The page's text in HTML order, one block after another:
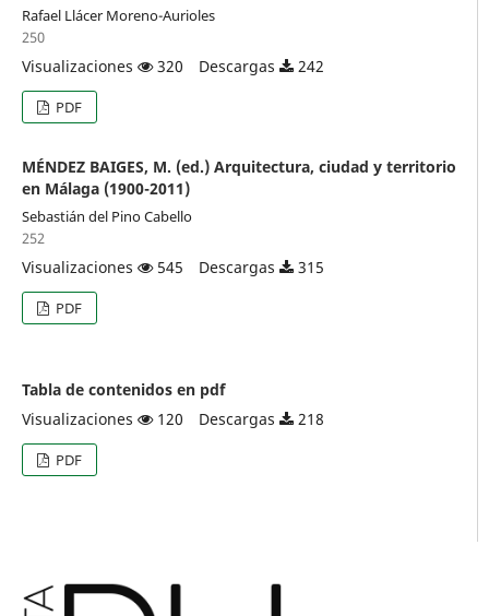
Rafael Llácer Moreno-Aurioles
250
Visualizaciones 320 Descargas 242
PDF
MÉNDEZ BAIGES, M. (ed.) Arquitectura, ciudad y territorio
en Málaga (1900-2011)
Sebastián del Pino Cabello
252
Visualizaciones 545 Descargas 315
PDF
Tabla de contenidos en pdf
Visualizaciones
120 Descargas 218
PDF